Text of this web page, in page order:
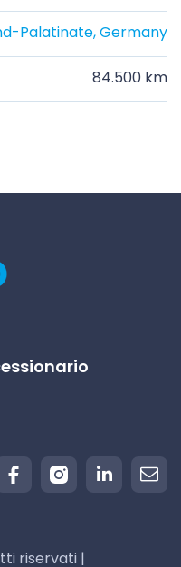
Palatinate, Germany
84.500 km
riservati |